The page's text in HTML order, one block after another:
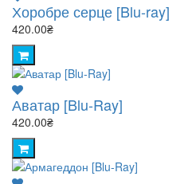
Хоробре серце [Blu-ray]
420.00₴
Аватар [Blu-Ray]
420.00₴